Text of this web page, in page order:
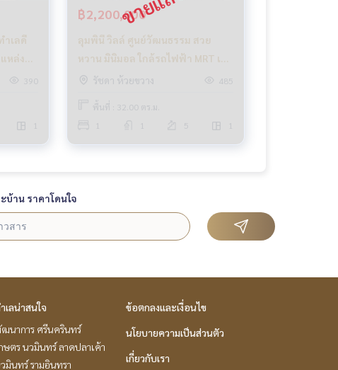
เลดี
หล่ง
390
฿2,200,000
ลุมพินี วิลล์ ศูนย์วัฒนธรรม สวย
หวาน มินิมอล ใกล้รถไฟฟ้า MRT เดิน
ทางสะดวก
รัชดา ห้วยขวาง 485
พื้นที่ : 32.00 ตร.ม.
5
บ้าน ราคาโดนใจ
เลน่าสนใจ
นาการ ศรีนครินทร์
ษตร นวมินทร์ ลาดปลาเค้า
มินทร์ รามอินทรา
ข้อตกลงและเงื่อนไข
นโยบายความเป็นส่วนตัว
เกี่ยวกับเรา